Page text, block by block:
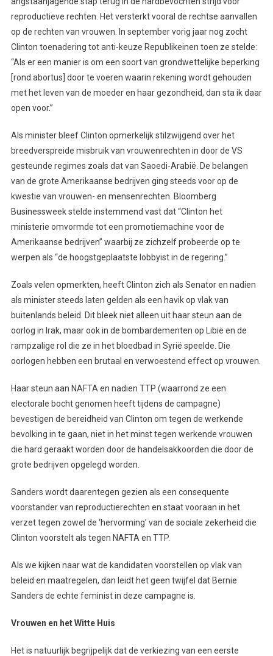
reproductieve rechten. Het versterkt vooral de rechtse aanvallen
op de rechten van vrouwen. In september vorig jaar nog zocht
Clinton toenadering tot anti-keuze Republikeinen toen ze stelde:
“Als er een manier is om een soort van grondwettelijke beperking
[rond abortus] door te voeren waarin rekening wordt gehouden
met het leven van de moeder en haar gezondheid, dan sta ik daar
open voor.”
Als minister bleef Clinton opmerkelijk stilzwijgend over het
breedverspreide misbruik van vrouwenrechten in door de VS
gesteunde regimes zoals dat van Saoedi-Arabië. De belangen
van de grote Amerikaanse bedrijven ging steeds voor op de
kwestie van vrouwen- en mensenrechten. Bloomberg
Businessweek stelde instemmend vast dat “Clinton het
ministerie omvormde tot een promotiemachine voor de
Amerikaanse bedrijven” waarbij ze zichzelf probeerde op te
werpen als “de hoogstgeplaatste lobbyist in de regering.”
Zoals velen opmerkten, heeft Clinton zich als Senator en nadien
als minister steeds laten gelden als een havik op vlak van
buitenlands beleid. Dit bleek niet alleen uit haar steun aan de
oorlog in Irak, maar ook in de bombardementen op Libië en de
rampzalige rol die ze in het bloedbad in Syrië speelde. Die
oorlogen hebben een brutaal en verwoestend effect op vrouwen.
Haar steun aan NAFTA en nadien TTP (waarrond ze een
electorale bocht genomen heeft tijdens de campagne)
bevestigen de bereidheid van Clinton om tegen de werkende
bevolking in te gaan, niet in het minst tegen werkende vrouwen
die hard geraakt worden door de handelsakkoorden die door de
grote bedrijven opgelegd worden.
Sanders wordt daarentegen gezien als een consequente
voorstander van reproductierechten en staat vooraan in het
verzet tegen zowel de ‘hervorming’ van de sociale zekerheid die
Clinton voorstelt als tegen NAFTA en TTP.
Als we kijken naar wat de kandidaten voorstellen op vlak van
beleid en maatregelen, dan leidt het geen twijfel dat Bernie
Sanders de echte feminist in deze campagne is.
Vrouwen en het Witte Huis
Het is natuurlijk begrijpelijk dat de verkiezing van een eerste